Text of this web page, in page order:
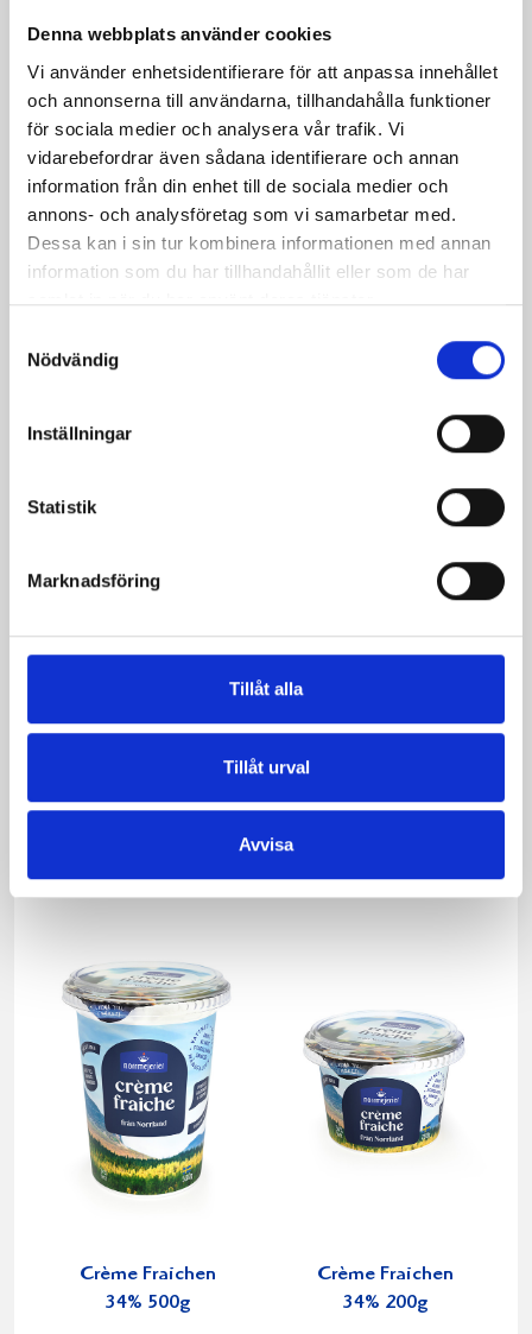
Denna webbplats använder cookies
Vi använder enhetsidentifierare för att anpassa innehållet
och annonserna till användarna, tillhandahålla funktioner
för sociala medier och analysera vår trafik. Vi
vidarebefordrar även sådana identifierare och annan
information från din enhet till de sociala medier och
annons- och analysföretag som vi samarbetar med.
Dessa kan i sin tur kombinera informationen med annan
information som du har tillhandahållit eller som de har
samlat in när du har använt deras tjänster.
Nödvändig
Inställningar
Statistik
Marknadsföring
Tillåt alla
Tillåt urval
Avvisa
Produkter i receptet:
Crème Fraichen
34% 500g
Crème Fraichen
34% 200g